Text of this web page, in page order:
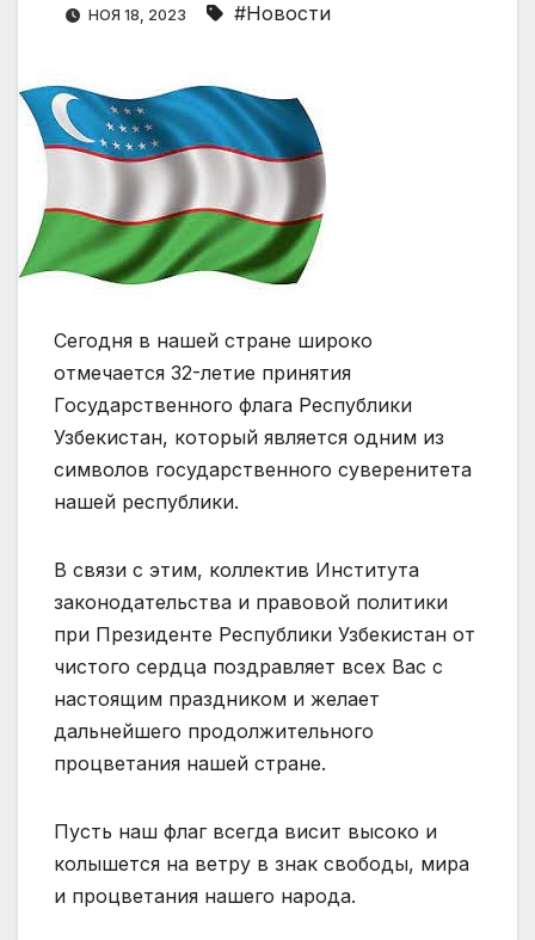
НОЯ 18, 2023 #Новости
Сегодня в нашей стране широко
отмечается 32-летие принятия
Государственного флага Республики
Узбекистан, который является одним из
символов государственного суверенитета
нашей республики.
В связи с этим, коллектив Института
законодательства и правовой политики
при Президенте Республики Узбекистан от
чистого сердца поздравляет всех Вас с
настоящим праздником и желает
дальнейшего продолжительного
процветания нашей стране.
Пусть наш флаг всегда висит высоко и
колышется на ветру в знак свободы, мира
и процветания нашего народа.